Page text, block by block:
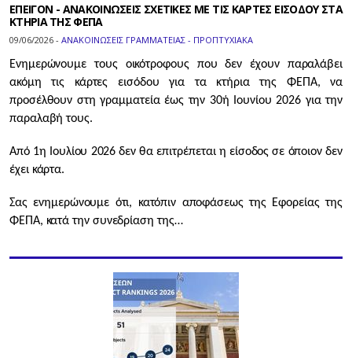
ΕΠΕΙΓΟΝ - ΑΝΑΚΟΙΝΩΣΕΙΣ ΣΧΕΤΙΚΕΣ ΜΕ ΤΙΣ ΚΑΡΤΕΣ ΕΙΣΟΔΟΥ ΣΤΑ
ΚΤΗΡΙΑ ΤΗΣ ΦΕΠΑ
09/06/2026 - ΑΝΑΚΟΙΝΩΣΕΙΣ ΓΡΑΜΜΑΤΕΙΑΣ - ΠΡΟΠΤΥΧΙΑΚΑ
Ενημερώνουμε τους οικότροφους που δεν έχουν παραλάβει
ακόμη τις κάρτες εισόδου για τα κτήρια της ΦΕΠΑ, να
προσέλθουν στη γραμματεία έως την 30ή Ιουνίου 2026 για την
παραλαβή τους.
Από 1η Ιουλίου 2026 δεν θα επιτρέπεται η είσοδος σε όποιον δεν
έχει κάρτα.
Σας ενημερώνουμε ότι, κατόπιν αποφάσεως της Εφορείας της
ΦΕΠΑ, κατά την συνεδρίαση της…